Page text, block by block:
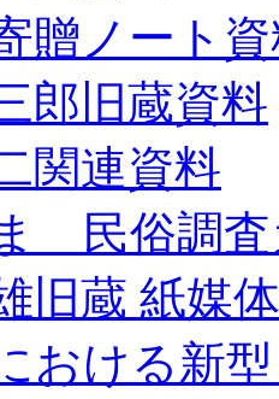
贈ノート
郎旧蔵資料
関連資料
民俗調査
旧蔵 紙媒
おける新